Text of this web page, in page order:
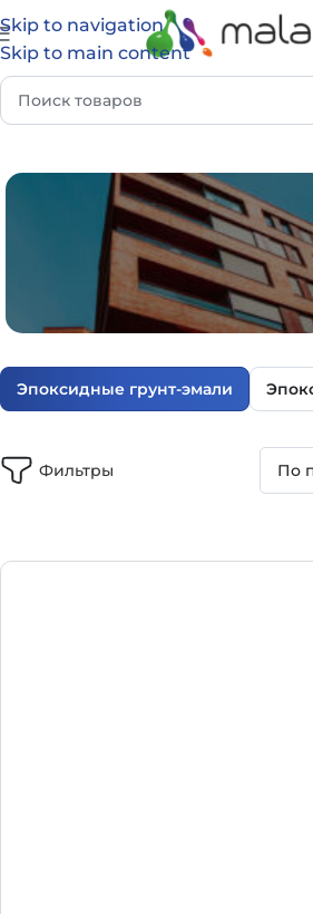
Skip to navigation
Skip to main content
Каталог Эпоксидные составы
ФАСАД И УЛИЦА
Эпоксидные грунт-эмали
Фильтры